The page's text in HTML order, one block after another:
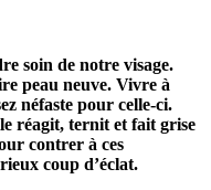
soin de notre visage.
peau neuve. Vivre à
néfaste pour celle-ci.
réagit, ternit et fait grise
contrer à ces
coup d’éclat.